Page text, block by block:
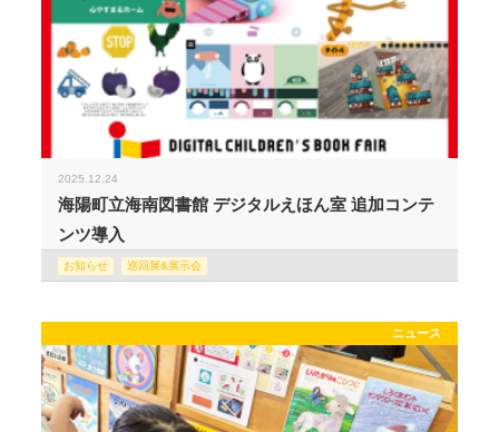
2025.12.24
海陽町立海南図書館 デジタルえほん室 追加コンテ
ンツ導入
お知らせ 巡回展&展示会
ニュース